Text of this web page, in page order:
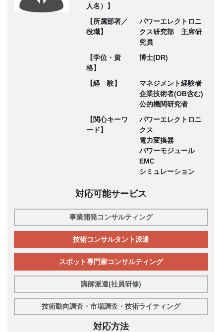
人名）】
【所属部署／
役職】
パワーエレクトロニ
クス研究部 主席研
究員
【学位・資
格】
博士(DR)
【経 験】
マネジメント経験者
企業技術者(OB含む)
公的機関研究者
【関心キーワ
ード】
パワーエレクトロニ
クス
電力変換器
パワーモジュール
EMC
シミュレーション
対応可能サービス
事業開発コンサルティング
技術コンサルタント派遣
スポット専門家コンサルティング
講師派遣(社員研修)
技術動向調査・市場調査・技術ライティング
対応方法